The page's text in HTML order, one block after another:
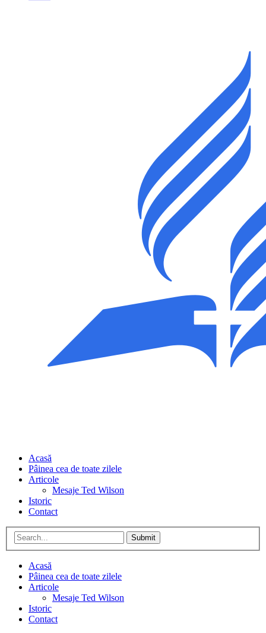
Acasă
Pâinea cea de toate zilele
Articole
Mesaje Ted Wilson
Istoric
Contact
Submit
Acasă
Pâinea cea de toate zilele
Articole
Mesaje Ted Wilson
Istoric
Contact